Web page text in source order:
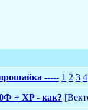
----- 1 2 3 4
+ XP - как?